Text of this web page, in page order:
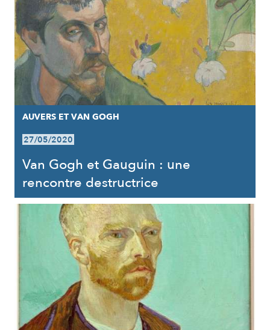
AUVERS ET VAN GOGH
27/05/2020
Van Gogh et Gauguin : une
rencontre destructrice